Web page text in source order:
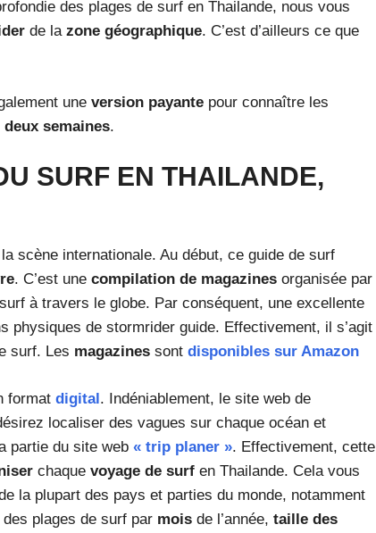
des plages de surf en Thailande, nous vous
de la zone géographique. C’est d’ailleurs ce que
une version payante pour connaître les
deux semaines.
SURF EN THAILANDE,
scène internationale. Au début, ce guide de surf
. C’est une compilation de magazines organisée par
à travers le globe. Par conséquent, une excellente
physiques de stormrider guide. Effectivement, il s’agit
surf. Les magazines sont disponibles sur Amazon
format digital. Indéniablement, le site web de
localiser des vagues sur chaque océan et
partie du site web « trip planer ». Effectivement, cette
chaque voyage de surf en Thailande. Cela vous
la plupart des pays et parties du monde, notamment
plages de surf par mois de l’année, taille des